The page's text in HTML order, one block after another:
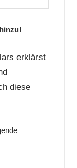
erklärst
diese